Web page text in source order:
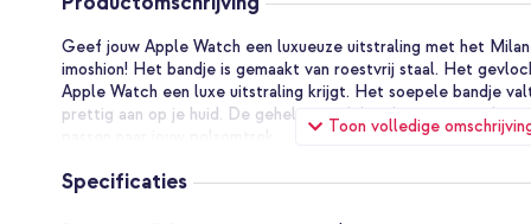
Toon volledige
Geef jouw Apple Watch een luxueuze uitstraling met het
imoshion! Het bandje is gemaakt van roestvrij staal. Het
Apple Watch een luxe uitstraling krijgt. Het soepele bandje
prettig aan op je huid. De gehele watch band is magnetisch en
Gevlochten, roestvrij staal
Specificaties